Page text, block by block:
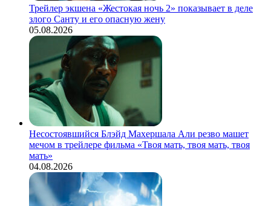
Трейлер экшена «Жестокая ночь 2» показывает в деле
злого Санту и его опасную жену
05.08.2026
Несостоявшийся Блэйд Махершала Али резво машет
мечом в трейлере фильма «Твоя мать, твоя мать, твоя
мать»
04.08.2026